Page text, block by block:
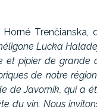
Trenčianska,
Lucka
pipier de grande
de notre
Javorník, qui a
du vin. Nous